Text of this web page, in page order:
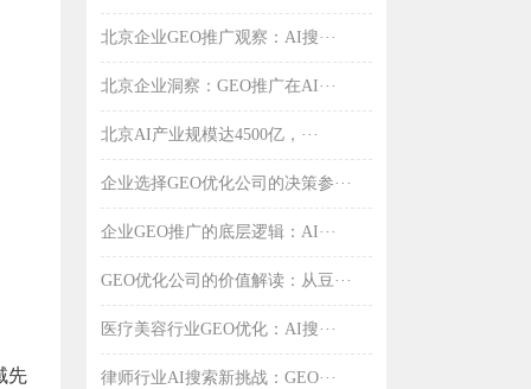
先
北京企业GEO推广观察：AI搜···
北京企业洞察：GEO推广在AI···
北京AI产业规模达4500亿，···
企业选择GEO优化公司的决策参···
企业GEO推广的底层逻辑：AI···
GEO优化公司的价值解读：从豆···
医疗美容行业GEO优化：AI搜···
律师行业AI搜索新挑战：GEO···